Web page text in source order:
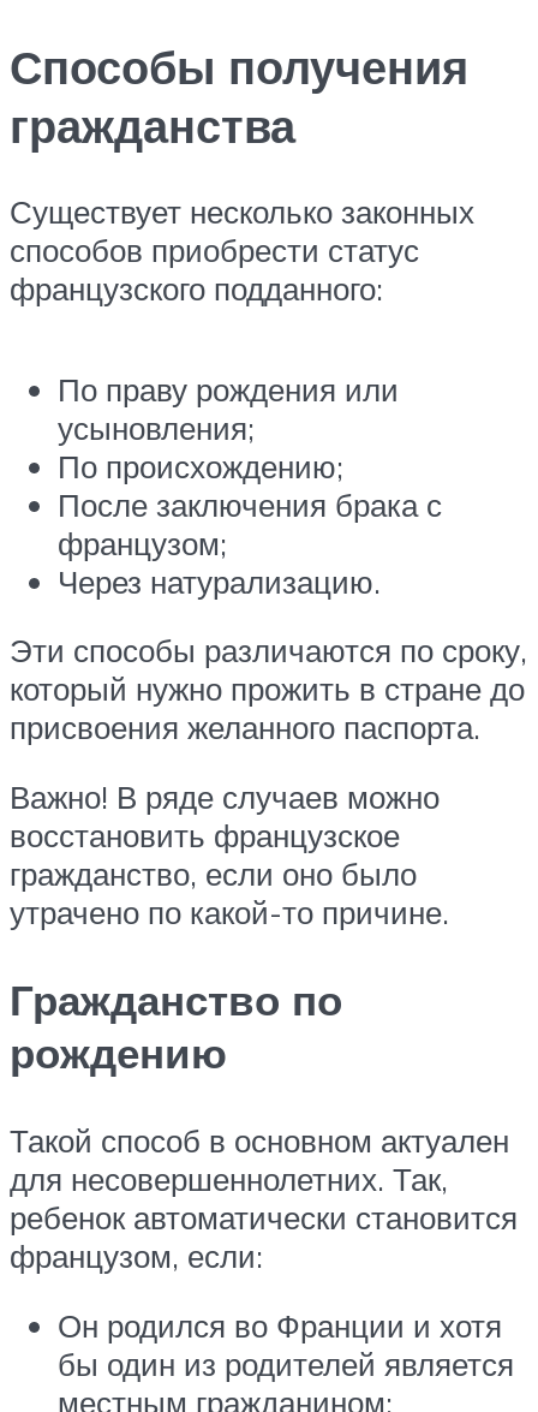
Способы получения
гражданства
Существует несколько законных
способов приобрести статус
французского подданного:
По праву рождения или
усыновления;
По происхождению;
После заключения брака с
французом;
Через натурализацию.
Эти способы различаются по сроку,
который нужно прожить в стране до
присвоения желанного паспорта.
Важно! В ряде случаев можно
восстановить французское
гражданство, если оно было
утрачено по какой-то причине.
Гражданство по
рождению
Такой способ в основном актуален
для несовершеннолетних. Так,
ребенок автоматически становится
французом, если:
Он родился во Франции и хотя
бы один из родителей является
местным гражданином;